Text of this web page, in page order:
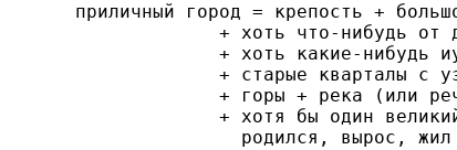
приличный город = крепость +
+ хоть что-нибудь от
+ хоть какие-нибудь
+ старые кварталы с
+ горы + река (или
+ хотя бы один
родился, вырос,